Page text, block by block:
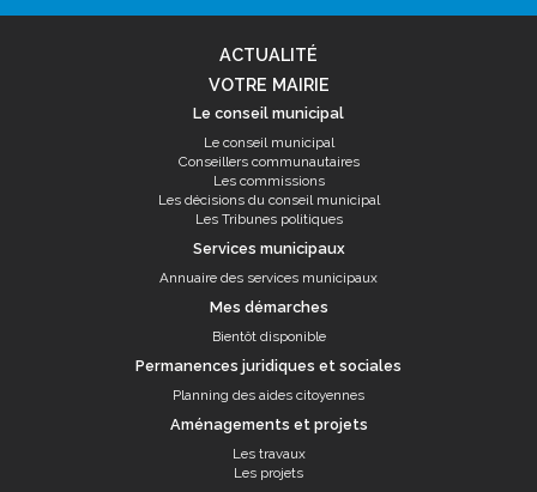
ACTUALITÉ
VOTRE MAIRIE
Le conseil municipal
Le conseil municipal
Conseillers communautaires
Les commissions
Les décisions du conseil municipal
Les Tribunes politiques
Services municipaux
Annuaire des services municipaux
Mes démarches
Bientôt disponible
Permanences juridiques et sociales
Planning des aides citoyennes
Aménagements et projets
Les travaux
Les projets